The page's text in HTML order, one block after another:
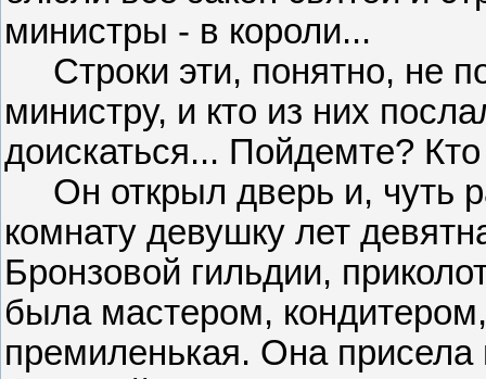
министры - в короли...
Строки эти, понятно, не
министру, и кто из них
доискаться... Пойдемте?
Он открыл дверь и, чуть
комнату девушку лет
Бронзовой гильдии,
была мастером,
премиленькая. Она